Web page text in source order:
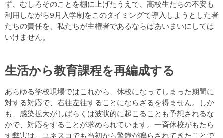
ず、むしろそのことを棚に上げたうえで、高校生たちの不安も
利用しながら9月入学制をこのタイミングで導入しようとした者
たちの責任を、私たちが主権者であるならばあいまいにしては
いけません。
生活から教育課程を再編成する
あらゆる学校現場ではこれから、休校になってしまった期間に
対する対応で、右往左往することにならざるを得ません。しか
も、感染拡大がしばらくは波状的に起こることも予想されるな
かで、対応をすることが求められています。一斉休校がもたら
す弊害は、ユネスコでも当初から警鐘が鳴らされてきたことで